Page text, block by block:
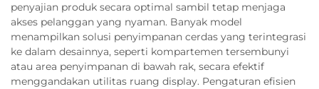
penyajian produk secara optimal sambil tetap menjaga
akses pelanggan yang nyaman. Banyak model
menampilkan solusi penyimpanan cerdas yang terintegrasi
ke dalam desainnya, seperti kompartemen tersembunyi
atau area penyimpanan di bawah rak, secara efektif
menggandakan utilitas ruang display. Pengaturan efisien